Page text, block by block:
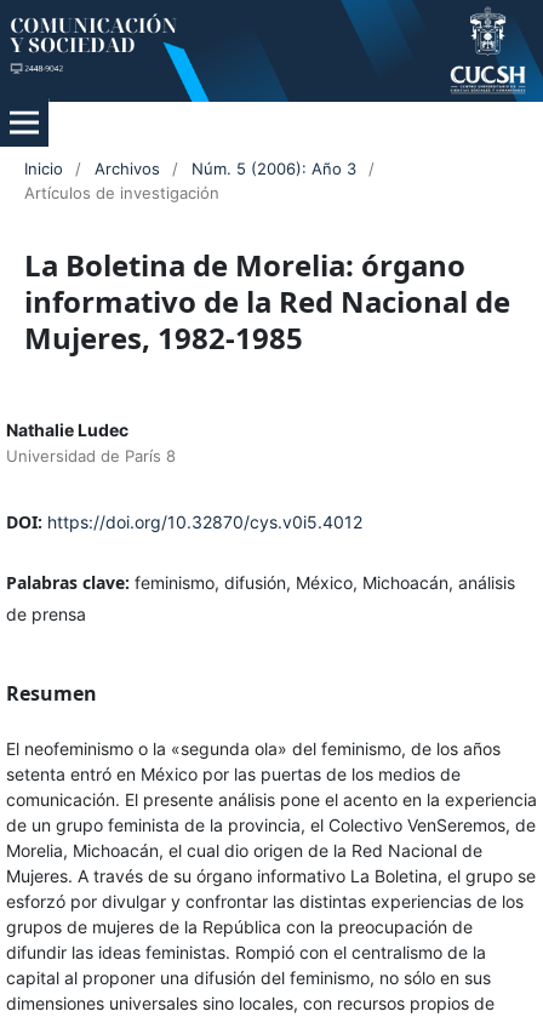
Inicio / Archivos / Núm. 5 (2006): Año 3
/
Artículos de investigación
La Boletina de Morelia: órgano
informativo de la Red Nacional de
Mujeres, 1982-1985
Nathalie Ludec
Universidad de París 8
DOI: https://doi.org/10.32870/cys.v0i5.4012
Palabras clave: feminismo, difusión, México, Michoacán, análisis
de prensa
Resumen
El neofeminismo o la «segunda ola» del feminismo, de los años
setenta entró en México por las puertas de los medios de
comunicación. El presente análisis pone el acento en la experiencia
de un grupo feminista de la provincia, el Colectivo VenSeremos, de
Morelia, Michoacán, el cual dio origen de la Red Nacional de
Mujeres. A través de su órgano informativo La Boletina, el grupo se
esforzó por divulgar y confrontar las distintas experiencias de los
grupos de mujeres de la República con la preocupación de
difundir las ideas feministas. Rompió con el centralismo de la
capital al proponer una difusión del feminismo, no sólo en sus
dimensiones universales sino locales, con recursos propios de